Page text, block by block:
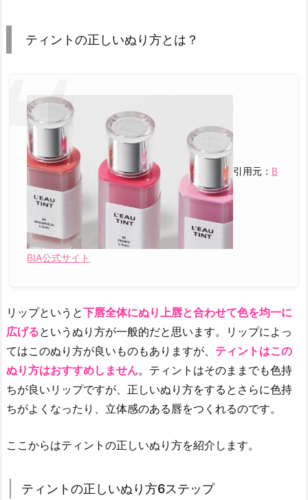
し
方
6
テ
プ
色
持
お
す
す
め
韓
国
ス
ィ
ティントの正しいぬり方とは？
引用元： B
BIA公式サイト
リップというと下唇全体にぬり上唇と合わせて色を均一に
広げるというぬり方が一般的だと思います。リップによっ
てはこのぬり方が良いものもありますが、 ティントはこの
ぬり方はおすすめしません。ティントはそのままでも色持
ちが良いリップですが、正しいぬり方をするとさらに色持
ちがよくなったり、立体感のある唇をつくれるのです。
ここからはティントの正しいぬり方を紹介します。
ティントの正しいぬり方6ステップ